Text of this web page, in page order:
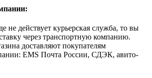
не действует курьерская служба, то вы
через транспортную компанию.
доставляют покупателям
EMS Почта России, СДЭК, авито-